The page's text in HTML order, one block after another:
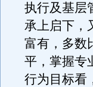
执行及基层
承上启下，
富有，多数
平，掌握专
行为目标看